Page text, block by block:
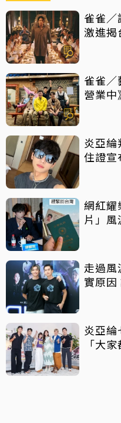
雀雀／
激進揭
雀雀／
營業
炎亞綸
住證宣
網紅耀
片」風
走過
實原因
炎亞綸七
「大